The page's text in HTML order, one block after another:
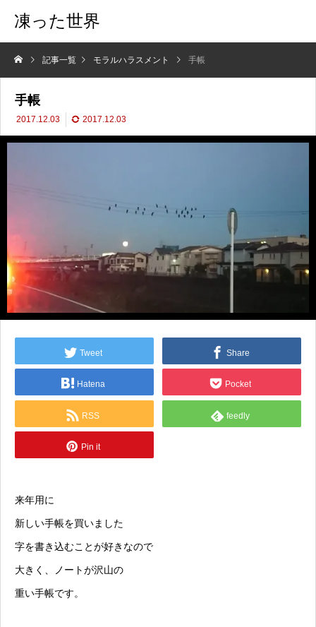
凍った世界
記事一覧 モラルハラスメント 手帳
手帳
2017.12.03 2017.12.03
Tweet Share
Hatena Pocket
RSS feedly
Pin it
来年用に
新しい手帳を買いました
字を書き込むことが好きなので
大きく、ノートが沢山の
重い手帳です。